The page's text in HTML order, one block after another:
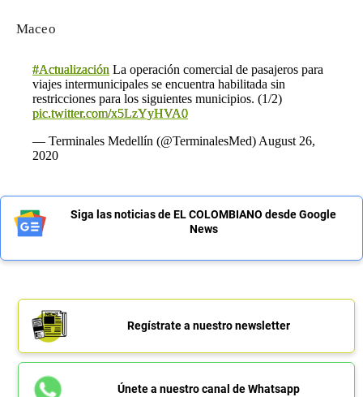
Масео
#Actualización La operación comercial de pasajeros para
viajes intermunicipales se encuentra habilitada sin
restricciones para los siguientes municipios. (1/2)
pic.twitter.com/x5LzYyHVA0
— Terminales Medellín (@TerminalesMed) August 26,
2020
Siga las noticias de EL COLOMBIANO desde Google
News
Regístrate a nuestro newsletter
Únete a nuestro canal de Whatsapp